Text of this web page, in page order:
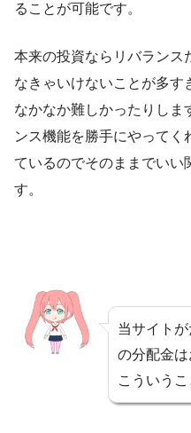
ることが可能です。
本来の投資ならリバランス
なきゃいけないことが多す
なかなか難しかったりしま
ンス機能を勝手にやって
ているのでそのままでいい
す。
当サイト
の分配金
こういう